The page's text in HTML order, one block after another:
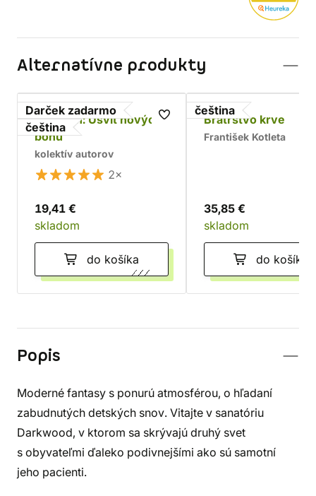
Alternatívne produkty
Darček zadarmo
čeština
Asterion: Úsvit nových
bohů
kolektív autorov
2×
19,41 €
skladom
do košíka
čeština
Bratrstvo krve
František Kotleta
35,85 €
skladom
do košíka
Popis
Moderné fantasy s ponurú atmosférou, o hľadaní
zabudnutých detských snov. Vitajte v sanatóriu
Darkwood, v ktorom sa skrývajú druhý svet
s obyvateľmi ďaleko podivnejšími ako sú samotní
jeho pacienti.